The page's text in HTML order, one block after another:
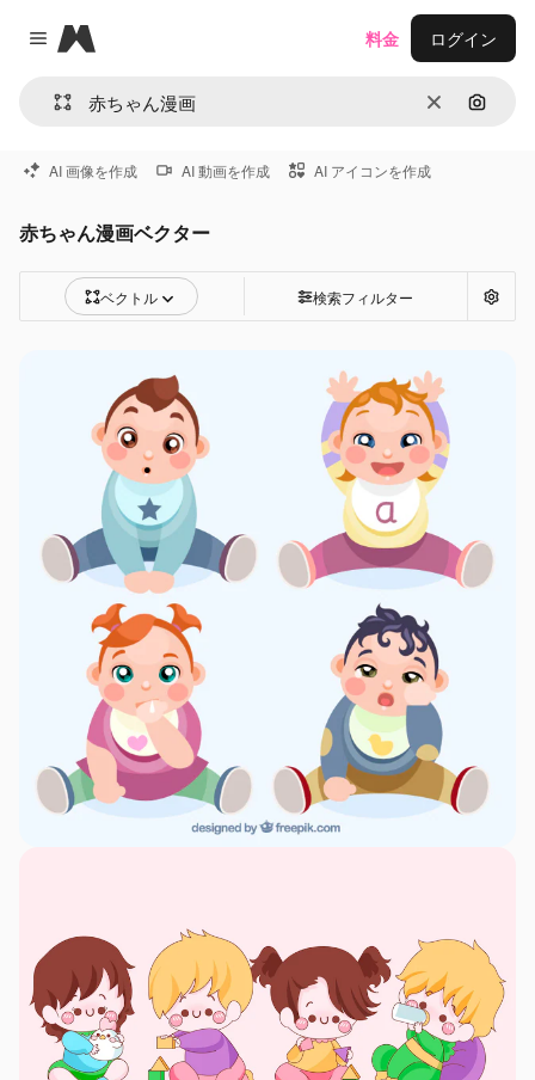
Close menu
Magnific
消去 画像で
料金 ログイン
AI 画像を作成 AI 動画を作成 AI アイコンを作成
赤ちゃん漫画ベクター
ベクトル 検索フィルター